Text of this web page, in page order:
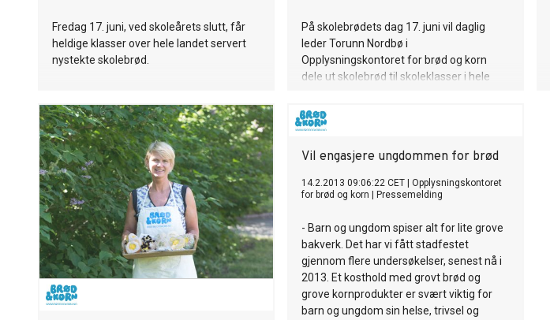
Fredag 17. juni, ved skoleårets slutt, får
heldige klasser over hele landet servert
nystekte skolebrød.
På skolebrødets dag 17. juni vil daglig
leder Torunn Nordbø i
Opplysningskontoret for brød og korn
dele ut skolebrød til skoleklasser i hele
hvem som skal få dem.
Vil engasjere ungdommen for brød
14.2.2013 09:06:22 CET
Opplysningskontoret
for brød og korn
Pressemelding
- Barn og ungdom spiser alt for lite grove
bakverk. Det har vi fått stadfestet
gjennom flere undersøkelser, senest nå i
2013. Et kosthold med grovt brød og
grove kornprodukter er svært viktig for
barn og ungdom sin helse, trivsel og